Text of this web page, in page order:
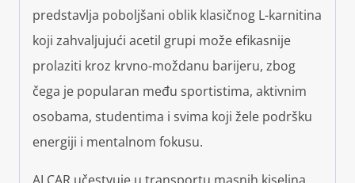
predstavlja poboljšani oblik klasičnog L-karnitina
koji zahvaljujući acetil grupi može efikasnije
prolaziti kroz krvno-moždanu barijeru, zbog
čega je popularan među sportistima, aktivnim
osobama, studentima i svima koji žele podršku
energiji i mentalnom fokusu.